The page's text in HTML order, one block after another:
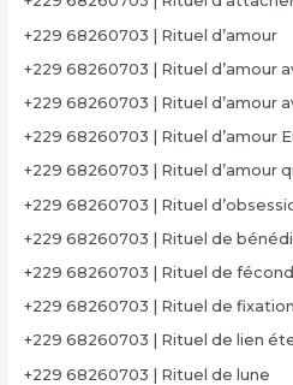
+229 68260703 | Rituel d’amour
+229 68260703 | Rituel d’amour
+229 68260703 | Rituel d’amour
+229 68260703 | Rituel d’amour
+229 68260703 | Rituel d’amour
+229 68260703 | Rituel
+229 68260703 | Rituel de
+229 68260703 | Rituel de
+229 68260703 | Rituel de
+229 68260703 | Rituel de lien
+229 68260703 | Rituel de lune